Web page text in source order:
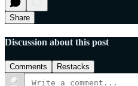
Share
Discussion about this post
Comments Restacks